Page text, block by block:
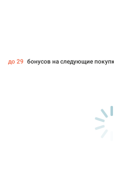
до 29 бонусов на следующие